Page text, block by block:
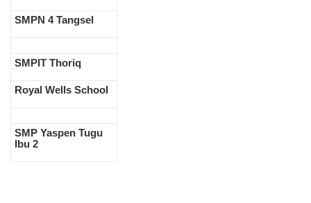
SMPN 4 Tangsel
SMPIT Thoriq
Royal Wells School
SMP Yaspen Tugu
Ibu 2